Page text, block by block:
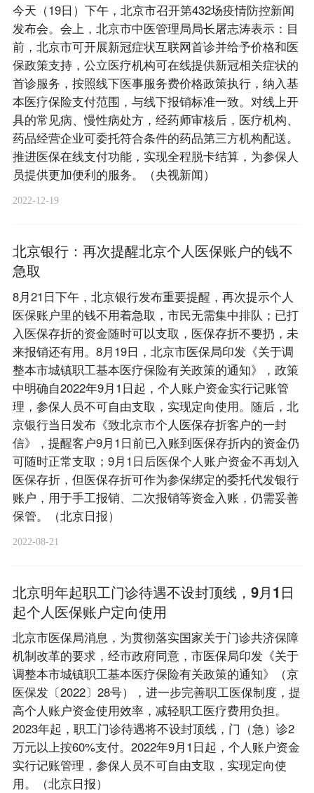
今天（19日）下午，北京市召开第432场疫情防控新闻
发布会。会上，北京市中医管理局局长屠志涛表示：目
前，北京市可开展新冠症状互联网首诊并给予价格和医
保政策支持，公立医疗机构可在线提供新冠相关症状的
首诊服务，按照线下医事服务费价格政策执行，纳入基
本医疗保险支付范围，与线下报销标准一致。对线上开
具的常见病、慢性病处方，经药师审核后，医疗机构、
药品经营企业可委托符合条件的药品第三方机构配送。
推进医保在线支付功能，实现全程脱卡结算，为参保人
员提供更加便利的服务。（央视新闻）
2022-12-19
北京银行：再次提醒北京个人医保账户的钱不
急取
8月21日下午，北京银行发布重要提醒，再次提示个人
医保账户里的钱不用着急取，市民无需集中排队；已打
入医保存折的资金随时可以支取，医保存折不要扔，未
来报销还有用。8月19日，北京市医保局印发《关于调
整本市城镇职工基本医疗保险有关政策的通知》，政策
中明确自2022年9月1日起，个人账户资金实行记账管
理，参保人员不可自由支取，实现定向使用。随后，北
京银行当日发布《致北京市个人医保存折客户的一封
信》，提醒客户9月1日前已入账到医保存折内的资金仍
可随时正常支取；9月1日后医保个人账户资金不再划入
医保存折，但医保存折可作为参保绑定的委托代发银行
账户，用于手工报销、二次报销等资金入账，仍需妥善
保管。（北京日报）
2022-08-21
北京明年起职工门诊待遇不设封顶线，9月1日
起个人医保账户定向使用
北京市医保局消息，为贯彻落实国家关于门诊共济保障
机制改革的要求，经市政府同意，市医保局印发《关于
调整本市城镇职工基本医疗保险有关政策的通知》（京
医保发〔2022〕28号），进一步完善职工医保制度，提
高个人账户资金使用效率，减轻职工医疗费用负担。
2023年起，职工门诊待遇将不设封顶线，门（急）诊2
万元以上按60%支付。2022年9月1日起，个人账户资金
实行记账管理，参保人员不可自由支取，实现定向使
用。（北京日报）